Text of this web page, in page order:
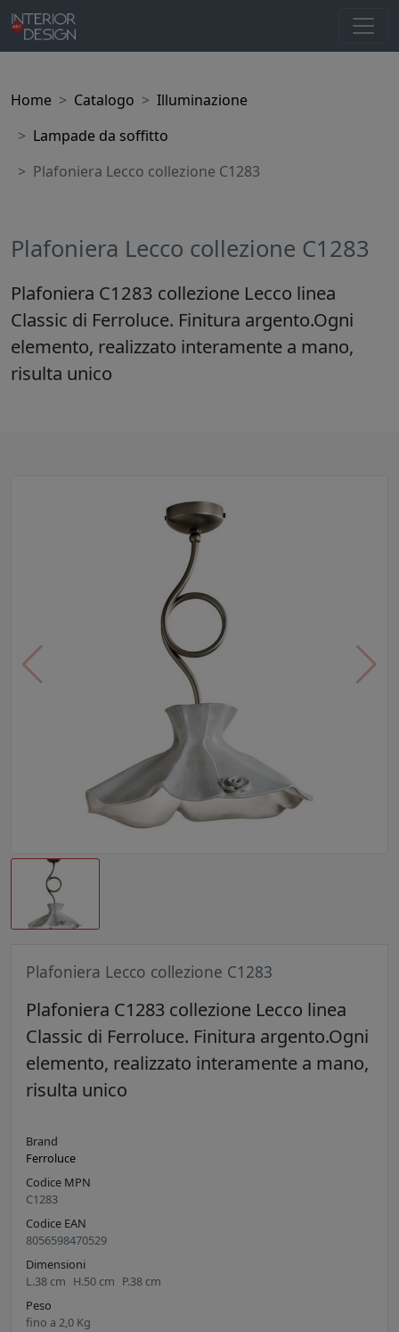
Home Catalogo
Illuminazione
Lampade da soffitto
Plafoniera Lecco collezione C1283
Plafoniera Lecco collezione C1283
Plafoniera C1283 collezione Lecco linea
Classic di Ferroluce. Finitura argento.Ogni
elemento, realizzato interamente a mano,
risulta unico
Plafoniera Lecco collezione C1283
Plafoniera C1283 collezione Lecco linea
Classic di Ferroluce. Finitura argento.Ogni
elemento, realizzato interamente a mano,
risulta unico
Brand
Ferroluce
Codice MPN
C1283
Codice EAN
8056598470529
Dimensioni
L.38 cm H.50 cm P.38 cm
Peso
fino a 2,0 Kg